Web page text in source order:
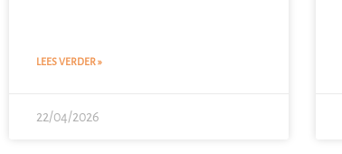
LEES VERDER »
22/04/2026